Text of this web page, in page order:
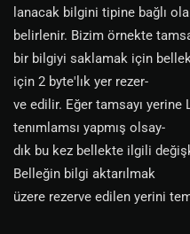
lanacak bilgini tipine bağlı
belirlenir. Bizim örnekte
bir bilgiyi saklamak için
için 2 byte'lık yer rezer-
ve edilir. Eğer tamsayı
tenımlamsı yapmış olsay-
dık bu kez bellekte ilgili
Belleğin bilgi aktarılmak
üzere rezerve edilen yerini